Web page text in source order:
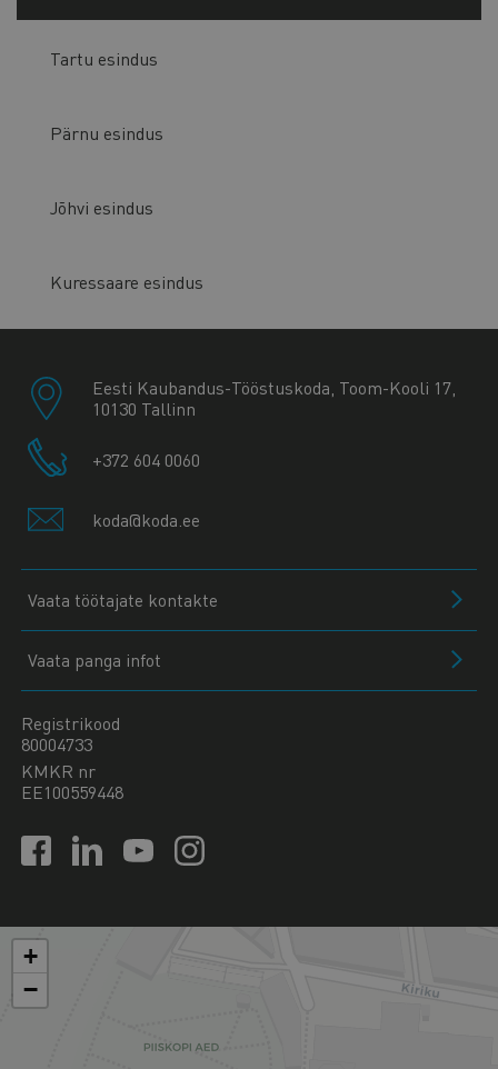
Tartu esindus
Pärnu esindus
Jõhvi esindus
Kuressaare esindus
Eesti Kaubandus-Tööstuskoda, Toom-Kooli 17,
10130 Tallinn
+372 604 0060
koda@koda.ee
Vaata töötajate kontakte
Vaata panga infot
Registrikood
80004733
KMKR nr
EE100559448
+
−